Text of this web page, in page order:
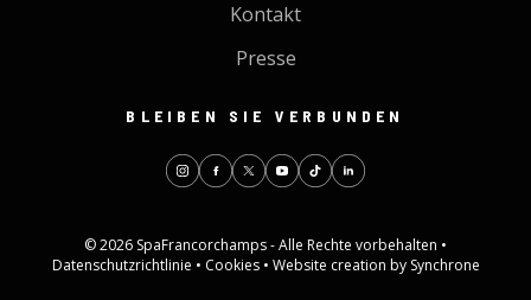
Kontakt
Presse
BLEIBEN SIE VERBUNDEN
© 2026 SpaFrancorchamps - Alle Rechte vorbehalten •
Datenschutzrichtlinie • Cookies • Website creation by Synchrone